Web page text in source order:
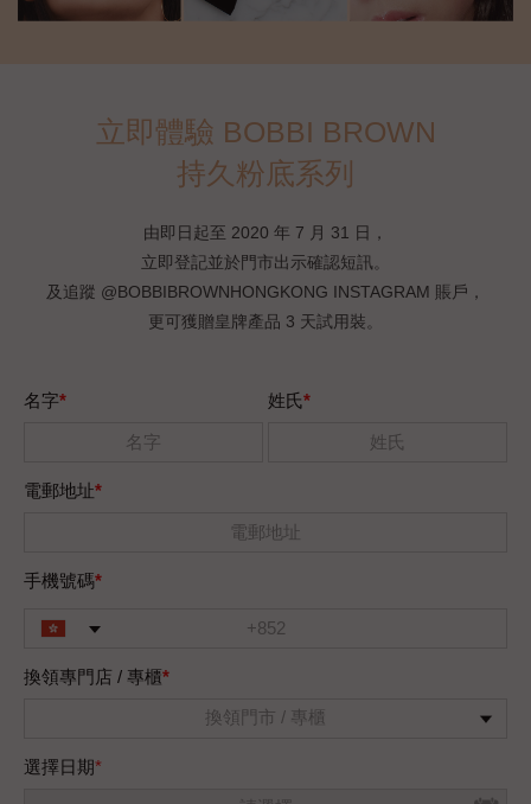
立即體驗 BOBBI BROWN
持久粉底系列
由即日起至 2020 年 7 月 31 日，
立即登記並於門市出示確認短訊。
及追蹤 @BOBBIBROWNHONGKONG INSTAGRAM 賬戶，
更可獲贈皇牌產品 3 天試用裝。
名字* 姓氏*
電郵地址*
手機號碼*
換領專門店 / 專櫃*
選擇日期*